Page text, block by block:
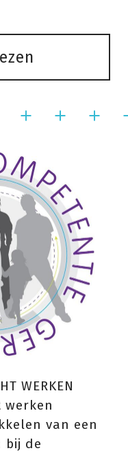
WERKEN
werken
van een
bij de